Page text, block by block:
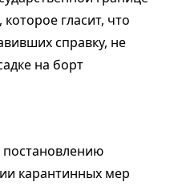
гласит, что
справку, не
на борт
постановлению
карантинных мер